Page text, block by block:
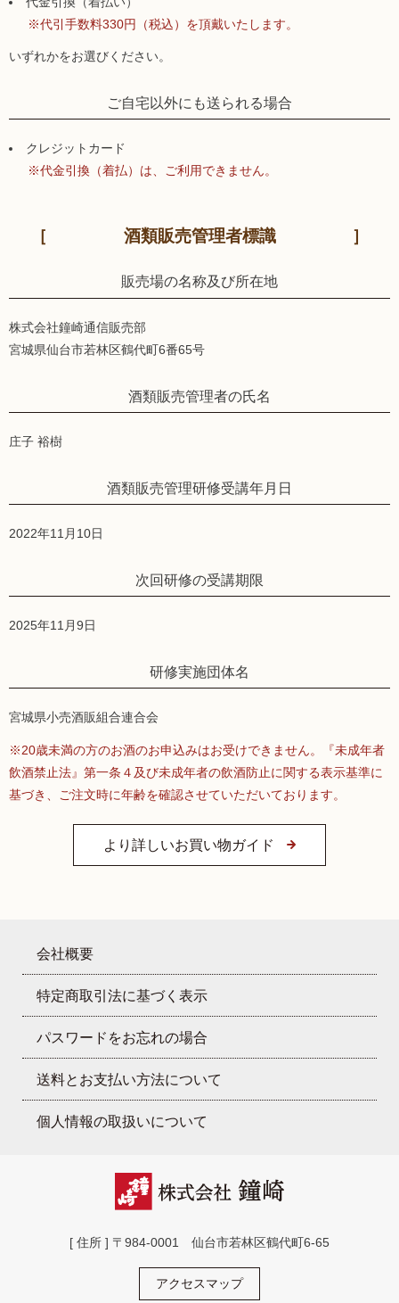
※代引手数料330円（税込）を頂戴いたします。
いずれかをお選びください。
ご自宅以外にも送られる場合
クレジットカード
※代金引換（着払）は、ご利用できません。
酒類販売管理者標識
販売場の名称及び所在地
株式会社鐘崎通信販売部
宮城県仙台市若林区鶴代町6番65号
酒類販売管理者の氏名
庄子 裕樹
酒類販売管理研修受講年月日
2022年11月10日
次回研修の受講期限
2025年11月9日
研修実施団体名
宮城県小売酒販組合連合会
※20歳未満の方のお酒のお申込みはお受けできません。『未成年者
飲酒禁止法』第一条４及び未成年者の飲酒防止に関する表示基準に
基づき、ご注文時に年齢を確認させていただいております。
より詳しいお買い物ガイド
会社概要
特定商取引法に基づく表示
パスワードをお忘れの場合
送料とお支払い方法について
個人情報の取扱いについて
[ 住所 ] 〒984-0001 仙台市若林区鶴代町6-65
アクセスマップ